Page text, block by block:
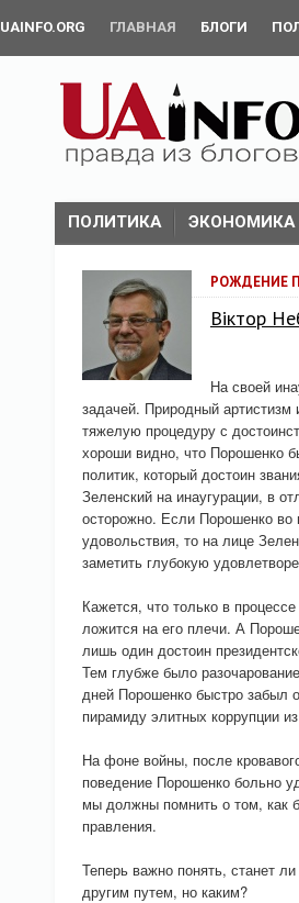
UAINFO.ORG ГЛАВНАЯ БЛОГИ
ПОЛИТИКА ЭКОНОМИКА
РОЖДЕНИЕ
Віктор
На своей
задачей. Природный
тяжелую процедуру с
хороши видно, что Порошенко
политик, который достоин
Зеленский на инаугурации, в
осторожно. Если Порошенко во
удовольствия, то на лице
заметить глубокую
Кажется, что только в
ложится на его плечи. А
лишь один достоин
Тем глубже было
дней Порошенко быстро забыл
пирамиду элитных коррупции
На фоне войны, после
поведение Порошенко больно
мы должны помнить о том, как
правления.
Теперь важно понять, станет
другим путем, но каким?